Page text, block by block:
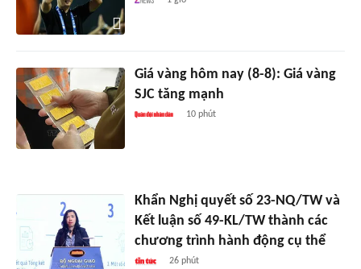
Giá vàng hôm nay (8-8): Giá vàng
SJC tăng mạnh
10 phút
Khẩn Nghị quyết số 23-NQ/TW và
Kết luận số 49-KL/TW thành các
chương trình hành động cụ thể
26 phút